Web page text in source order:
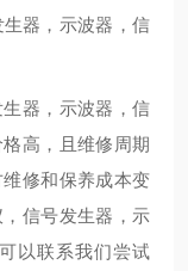
器，示波器，信
器，示波器，信
高，且维修周期
修和保养成本变
信号发生器，示
以联系我们尝试